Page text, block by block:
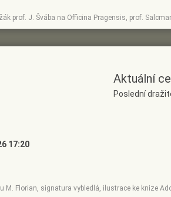
prof. J. Švába na Officina Pragensis, prof.
17:20
M. Florian, signatura vybledlá, ilustrace ke knize
Aktuální
Poslední